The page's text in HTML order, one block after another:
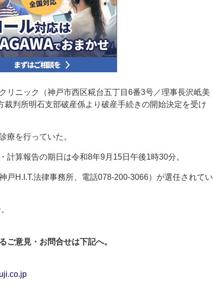
リニック（神戸市西区糀台五丁目6番3号／理事長沢岻美
判所明石支部破産係より破産手続きの開始決定を受け
療を行っていた。
算報告の期日は令和8年9月15日午後1時30分。
H.I.T.法律事務所、電話078-200-3066）が選任されてい
ご意見・お問合せは下記へ。